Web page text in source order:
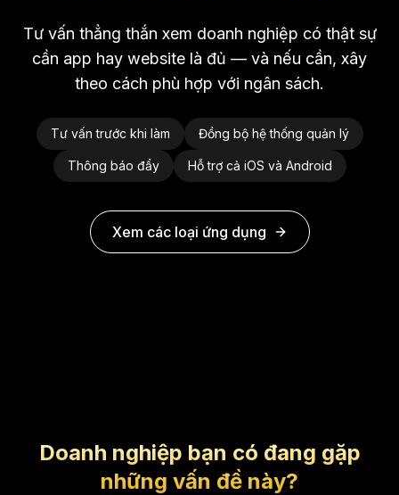
Tư vấn thẳng thắn xem doanh nghiệp có thật sự
cần app hay website là đủ — và nếu cần, xây
theo cách phù hợp với ngân sách.
Tư vấn trước khi làm Đồng bộ hệ thống quản lý
Thông báo đẩy Hỗ trợ cả iOS và Android
Xem các loại ứng dụng
Doanh nghiệp bạn có đang gặp
những vấn đề này?